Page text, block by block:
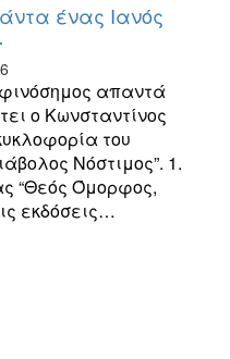
ένας Ιανός
απαντά
ο Κωνσταντίνος
του
Νόστιμος”. 1.
“Θεός Όμορφος,
εκδόσεις…